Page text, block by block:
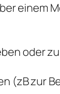
einem
oder
(zB zur